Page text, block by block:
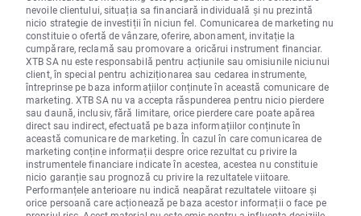
nevoile clientului, situația sa financiară individuală și nu prezintă
nicio strategie de investiții în niciun fel. Comunicarea de marketing nu
constituie o ofertă de vânzare, oferire, abonament, invitație la
cumpărare, reclamă sau promovare a oricărui instrument financiar.
XTB SA nu este responsabilă pentru acțiunile sau omisiunile niciunui
client, în special pentru achiziționarea sau cedarea instrumente,
întreprinse pe baza informațiilor conținute în această comunicare de
marketing. XTB SA nu va accepta răspunderea pentru nicio pierdere
sau daună, inclusiv, fără limitare, orice pierdere care poate apărea
direct sau indirect, efectuată pe baza informațiilor conținute în
această comunicare de marketing. În cazul în care comunicarea de
marketing conține informații despre orice rezultat cu privire la
instrumentele financiare indicate în acestea, acestea nu constituie
nicio garanție sau prognoză cu privire la rezultatele viitoare.
Performanțele anterioare nu indică neapărat rezultatele viitoare și
orice persoană care acționează pe baza acestor informații o face pe